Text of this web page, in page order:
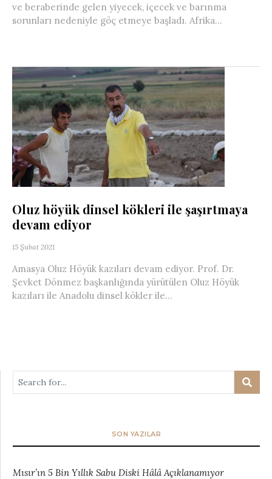
ve beraberinde gelen yiyecek, içecek ve barınma
sorunları nedeniyle göç etmeye başladı. Afrika...
Oluz höyük dinsel kökleri ile şaşırtmaya
devam ediyor
15 Şubat 2021
Amasya Oluz Höyük kazıları devam ediyor. Prof. Dr.
Şevket Dönmez başkanlığında yürütülen Oluz Höyük
kazıları ile Anadolu dinsel kökler ile...
SON YAZILAR
Mısır’ın 5 Bin Yıllık Sabu Diski Hâlâ Açıklanamıyor